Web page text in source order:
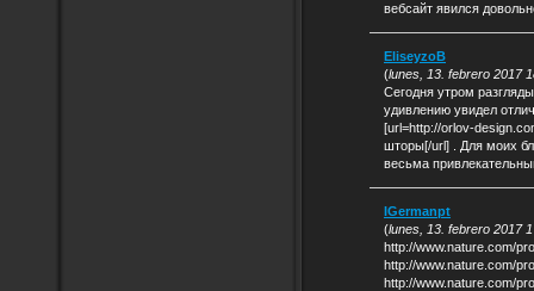
вебсайт явился
EliseyzoB
(lunes, 13. febrero 2017
Сегодня утром
удивлению увидел
[url=http://orlov-
шторы[/url] . Для моих
весьма
IGermanpt
(lunes, 13. febrero 2017
http://www.nature.com/
http://www.nature.com/
http://www.nature.com/